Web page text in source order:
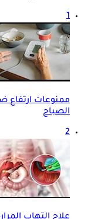
1
الصباح
2